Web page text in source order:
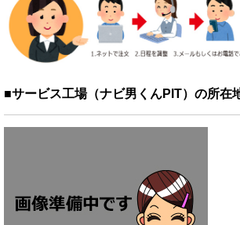
■サービス工場（ナビ男くんPIT）の所